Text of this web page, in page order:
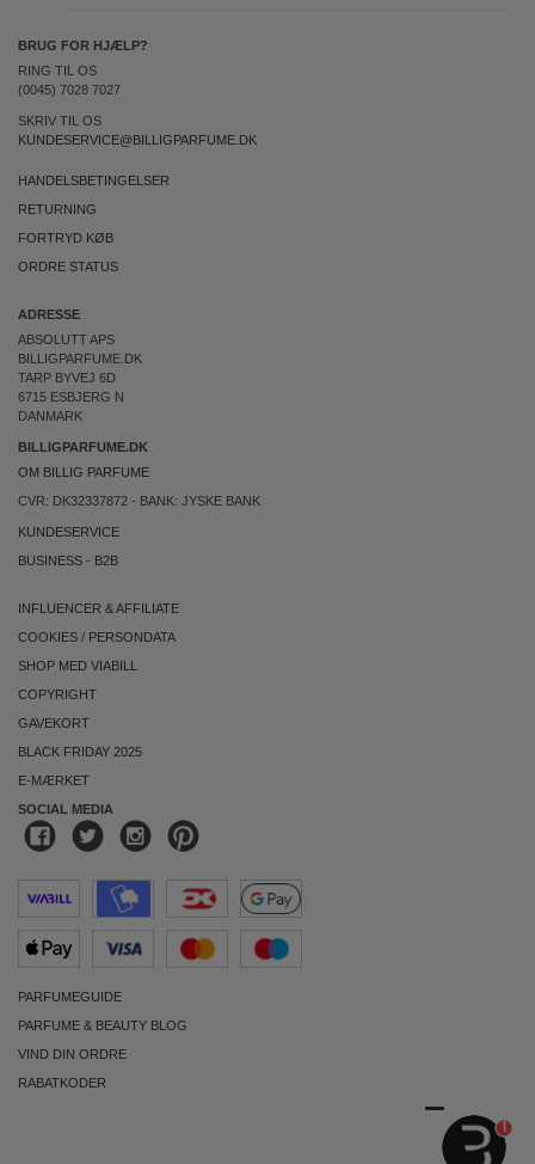
BRUG FOR HJÆLP?
RING TIL OS
(0045) 7028 7027
SKRIV TIL OS
KUNDESERVICE@BILLIGPARFUME.DK
HANDELSBETINGELSER
RETURNING
FORTRYD KØB
ORDRE STATUS
ADRESSE
ABSOLUTT APS
BILLIGPARFUME.DK
TARP BYVEJ 6D
6715 ESBJERG N
DANMARK
BILLIGPARFUME.DK
OM BILLIG PARFUME
CVR: DK32337872 - BANK: JYSKE BANK
KUNDESERVICE
BUSINESS - B2B
INFLUENCER & AFFILIATE
COOKIES / PERSONDATA
SHOP MED VIABILL
COPYRIGHT
GAVEKORT
BLACK FRIDAY 2025
E-MÆRKET
SOCIAL MEDIA
PARFUMEGUIDE
PARFUME & BEAUTY BLOG
VIND DIN ORDRE
RABATKODER
1